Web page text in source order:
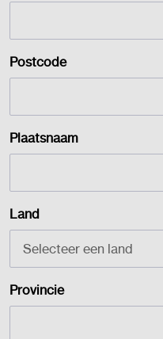
Postcode
Plaatsnaam
Land
Provincie